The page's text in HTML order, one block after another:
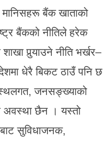
मानिसहरू बैंक खाताको
बैंकको नीतिले हरेक
पुर्‍याउने नीति भर्खर–
धेरै बिकट ठाउँ पनि छ
स्थलगत, जनसङ्ख्याको
अवस्था छैन । यस्तो
सुविधाजनक,